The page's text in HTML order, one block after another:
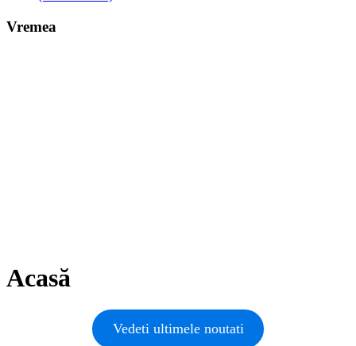
Vremea
Acasă
Vedeti ultimele noutati